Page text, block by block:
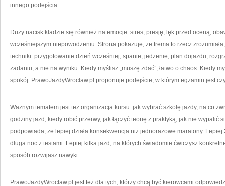
innego podejścia.
Duży nacisk kładzie się również na emocje: stres, presję, lęk przed oceną,
wcześniejszym niepowodzeniu. Strona pokazuje, że trema to rzecz
techniki: przygotowanie dzień wcześniej, spanie, jedzenie, plan dojazdu,
zadaniu, a nie na wyniku. Kiedy myślisz „muszę zdać”, łatwo o chaos. Kiedy
spokój. PrawoJazdyWroclaw.pl proponuje podejście, w którym egzamin jest
Ważnym tematem jest też organizacja kursu: jak wybrać szkołę jazdy, na co
godziny jazd, kiedy robić przerwy, jak łączyć teorię z praktyką, jak nie wypalić
podpowiada, że lepiej działa konsekwencja niż jednorazowe maratony.
długa noc z testami. Lepiej kilka jazd, na których świadomie ćwiczysz
sposób rozwijasz nawyki.
PrawoJazdyWroclaw.pl jest też dla tych, którzy chcą być kierowcami